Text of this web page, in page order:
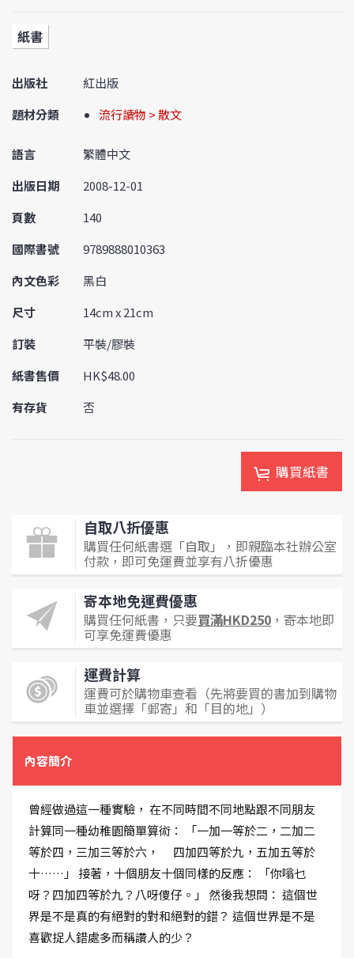
紙書
出版社
紅出版
題材分類
流行讀物 > 散文
語言
繁體中文
出版日期
2008-12-01
頁數
140
國際書號
9789888010363
內文色彩
黑白
尺寸
14cm x 21cm
訂裝
平裝/膠裝
紙書售價
HK$48.00
有存貨
否
購買紙書
自取八折優惠
購買任何紙書選「自取」，即親臨本社辦公室
付款，即可免運費並享有八折優惠
寄本地免運費優惠
購買任何紙書，只要買滿HKD250 ，寄本地即
可享免運費優惠
運費計算
運費可於購物車查看（先將要買的書加到購物
車並選擇「郵寄」和「目的地」）
內容簡介
曾經做過這一種實驗， 在不同時間不同地點跟不同朋友
計算同一種幼稚園簡單算術： 「一加一等於二，二加二
等於四，三加三等於六， 四加四等於九，五加五等於
十……」 接著，十個朋友十個同樣的反應： 「你嗡乜
呀？四加四等於九？八呀傻仔。」 然後我想問： 這個世
界是不是真的有絕對的對和絕對的錯？ 這個世界是不是
喜歡捉人錯處多而稱讚人的少？